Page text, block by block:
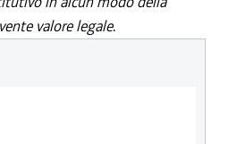
valore legale.